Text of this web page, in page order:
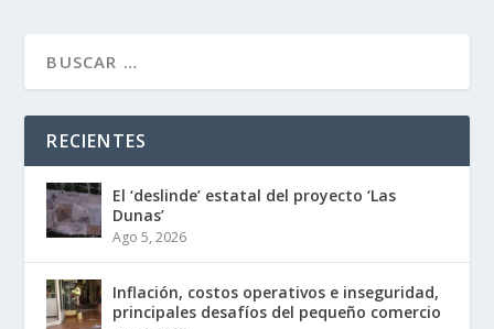
RECIENTES
El ‘deslinde’ estatal del proyecto ‘Las
Dunas’
Ago 5, 2026
Inflación, costos operativos e inseguridad,
principales desafíos del pequeño comercio